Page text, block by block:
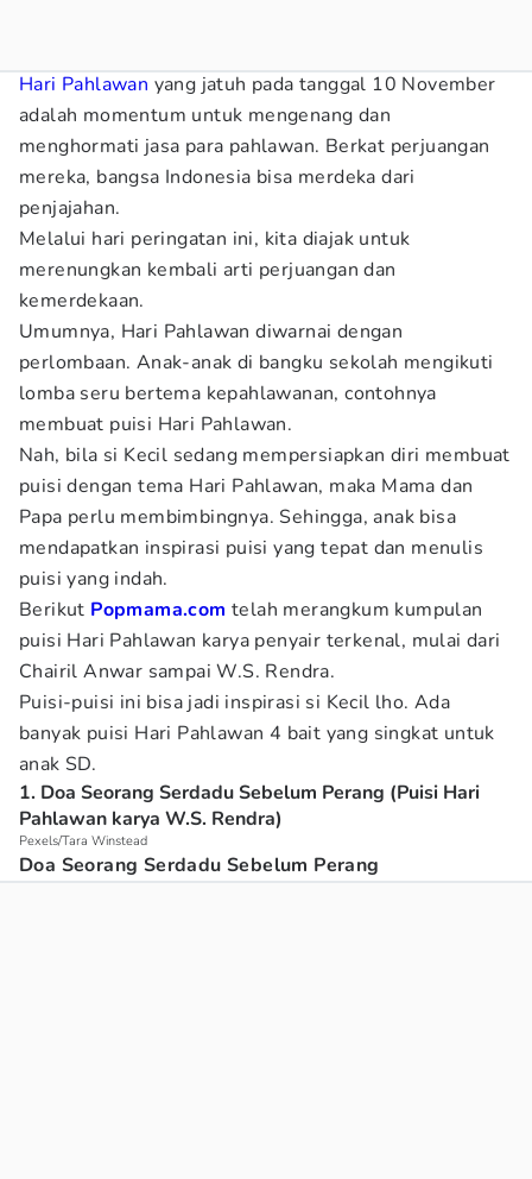
Hari Pahlawan yang jatuh pada tanggal 10 November
adalah momentum untuk mengenang dan
menghormati jasa para pahlawan. Berkat perjuangan
mereka, bangsa Indonesia bisa merdeka dari
penjajahan.
Melalui hari peringatan ini, kita diajak untuk
merenungkan kembali arti perjuangan dan
kemerdekaan.
Umumnya, Hari Pahlawan diwarnai dengan
perlombaan. Anak-anak di bangku sekolah mengikuti
lomba seru bertema kepahlawanan, contohnya
membuat puisi Hari Pahlawan.
Nah, bila si Kecil sedang mempersiapkan diri membuat
puisi dengan tema Hari Pahlawan, maka Mama dan
Papa perlu membimbingnya. Sehingga, anak bisa
mendapatkan inspirasi puisi yang tepat dan menulis
puisi yang indah.
Berikut Popmama.com telah merangkum kumpulan
puisi Hari Pahlawan karya penyair terkenal, mulai dari
Chairil Anwar sampai W.S. Rendra.
Puisi-puisi ini bisa jadi inspirasi si Kecil lho. Ada
banyak puisi Hari Pahlawan 4 bait yang singkat untuk
anak SD.
1. Doa Seorang Serdadu Sebelum Perang (Puisi Hari
Pahlawan karya W.S. Rendra)
Pexels/Tara Winstead
Doa Seorang Serdadu Sebelum Perang